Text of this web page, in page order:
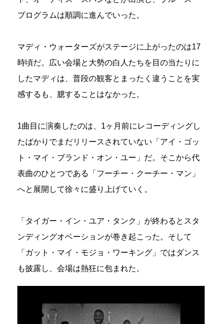
プログラムは順調に進んでいった。
マディ・ウォーターズがステージに上がったのは17
時頃だ。広い会場と大勢の白人たちを目の当たりに
したマディは、普段の観客とまったく違うことを実
感するも、臆することはなかった。
1曲目に演奏したのは、1ヶ月前にレコーディングし
たばかりでまだリリースされていない「アイ・ゴッ
ト・マイ・ブランド・オン・ユー」だ。そこから代
表曲のひとつである「フーチー・クーチー・マン」
へと展開して徐々に盛り上げていく。
「タイガー・イン・ユア・タンク」が終わるとスタ
ンディングオベーションが巻き起こった。そして
「ガット・マイ・モジョ・ワーキング」ではダンス
も披露し、会場は熱狂に包まれた。